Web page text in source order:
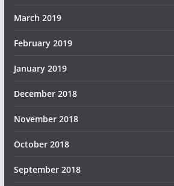
March 2019
February 2019
January 2019
December 2018
November 2018
October 2018
September 2018